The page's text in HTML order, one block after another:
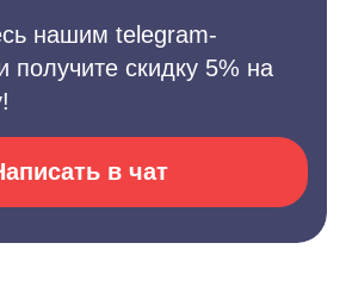
нашим telegram-
получите скидку 5% на
в чат